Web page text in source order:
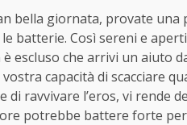
bella giornata, provate
batterie. Così sereni e
escluso che arrivi un aiuto
capacità di scacciare
di ravvivare l’eros, vi rende
potrebbe battere forte